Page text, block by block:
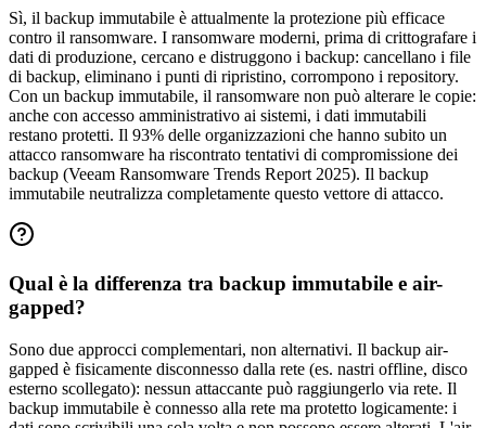
Sì, il backup immutabile è attualmente la protezione più efficace
contro il ransomware. I ransomware moderni, prima di crittografare i
dati di produzione, cercano e distruggono i backup: cancellano i file
di backup, eliminano i punti di ripristino, corrompono i repository.
Con un backup immutabile, il ransomware non può alterare le copie:
anche con accesso amministrativo ai sistemi, i dati immutabili
restano protetti. Il 93% delle organizzazioni che hanno subito un
attacco ransomware ha riscontrato tentativi di compromissione dei
backup (Veeam Ransomware Trends Report 2025). Il backup
immutabile neutralizza completamente questo vettore di attacco.
Qual è la differenza tra backup immutabile e air-
gapped?
Sono due approcci complementari, non alternativi. Il backup air-
gapped è fisicamente disconnesso dalla rete (es. nastri offline, disco
esterno scollegato): nessun attaccante può raggiungerlo via rete. Il
backup immutabile è connesso alla rete ma protetto logicamente: i